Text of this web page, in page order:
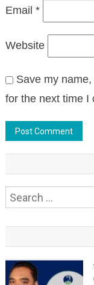
Email *
Website
Save my
for the next time I